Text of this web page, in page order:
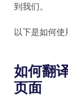
到我们。
以下是如何使
如何翻
页面